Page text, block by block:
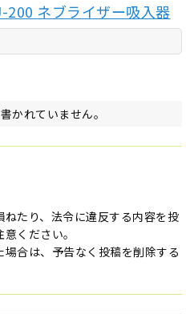
200 ネブライザー吸入器
かれていません。
たり、法令に違反する内容を投
ください。
合は、予告なく投稿を削除する